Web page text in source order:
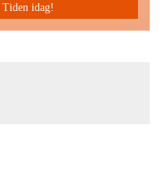
Tiden idag!